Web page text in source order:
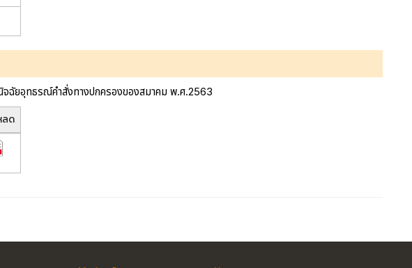
จฉัยอุทธรณ์คำสั่งทางปกครองของสมาคม พ.ศ.2563
ลด